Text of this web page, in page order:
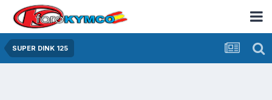
SUPER DINK 125